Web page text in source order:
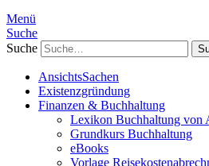
Menü
Suche
Suche
AnsichtsSachen
Existenzgründung
Finanzen & Buchhaltung
Lexikon Buchhaltung von
Grundkurs Buchhaltung
eBooks
Vorlage